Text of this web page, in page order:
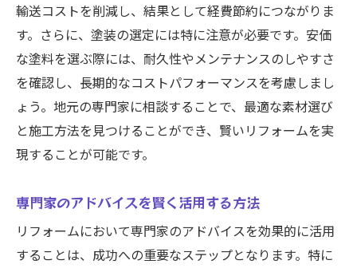
輸送コストを削減し、結果として経費節約につながりま
す。さらに、塗装の選定には特に注意が必要です。安価
な塗料を選ぶ際には、耐久性やメンテナンスのしやすさ
を確認し、長期的なコストパフォーマンスを考慮しまし
ょう。地元の専門家に相談することで、最適な素材選び
と施工方法を見つけることができ、賢いリフォームを実
現することが可能です。
専門家のアドバイスを賢く活用する方法
リフォームにおいて専門家のアドバイスを効果的に活用
することは、成功への重要なステップとなります。特に